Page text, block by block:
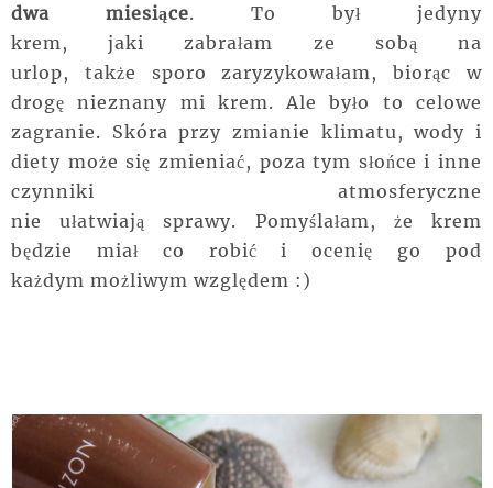
dwa miesiące. To był jedyny
krem, jaki zabrałam ze sobą na
urlop, także sporo zaryzykowałam, biorąc w
drogę nieznany mi krem. Ale było to celowe
zagranie. Skóra przy zmianie klimatu, wody i
diety może się zmieniać, poza tym słońce i inne
czynniki atmosferyczne
nie ułatwiają sprawy. Pomyślałam, że krem
będzie miał co robić i ocenię go pod
każdym możliwym względem :)